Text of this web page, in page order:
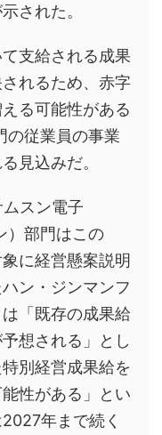
された。
支給される成果
れるため、赤字
る可能性がある
の従業員の事業
見込みだ。
スン電子
）部門はこの
に経営懸案説明
ン・ジンマンフ
「既存の成果給
想される」とし
別経営成果給を
性がある」とい
年まで続く